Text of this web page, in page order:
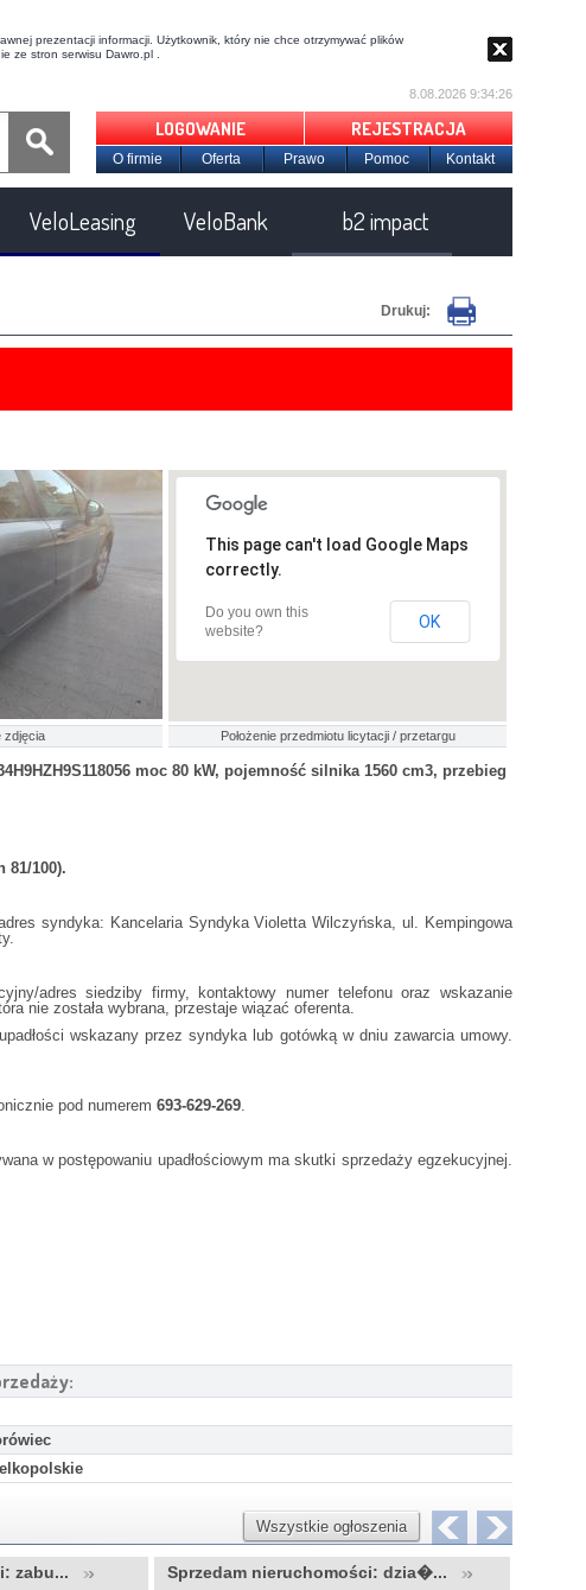
prezentacji informacji. Użytkownik, który nie chce otrzymywać plików
ze stron serwisu Dawro.pl .
8.08.2026 9:34:27
LOGOWANIE REJESTRACJA
O firmie Oferta Prawo Pomoc Kontakt
VeloLeasing VeloBank b2 impact
Drukuj:
zdjęcia
This page can't load Google Maps
correctly.
Do you own this
website?
OK
Położenie przedmiotu licytacji / przetargu
moc 80 kW, pojemność silnika 1560 cm3, przebieg
81/100).
syndyka: Kancelaria Syndyka Violetta Wilczyńska, ul. Kempingowa
adres siedziby firmy, kontaktowy numer telefonu oraz wskazanie
nie została wybrana, przestaje wiązać oferenta.
wskazany przez syndyka lub gotówką w dniu zawarcia umowy.
pod numerem 693-629-269.
w postępowaniu upadłościowym ma skutki sprzedaży egzekucyjnej.
Wszystkie ogłoszenia
zabu... Sprzedam nieruchomości: dzia�...